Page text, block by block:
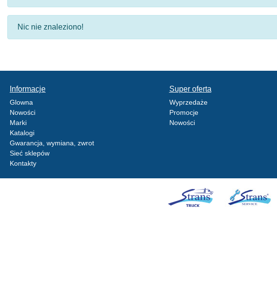
Nic nie znaleziono!
Informacje
Glowna
Nowości
Marki
Katalogi
Gwarancja, wymiana, zwrot
Sieć sklepów
Kontakty
Super oferta
Wyprzedaże
Promocje
Nowości